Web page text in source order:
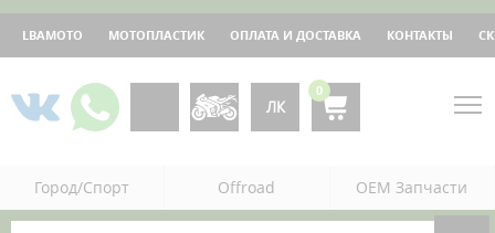
LBAMOTO МОТОПЛАСТИК ОПЛАТА И ДОСТАВКА КОНТАКТЫ
ЛК
0
Город/Спорт Offroad OEM Запчасти